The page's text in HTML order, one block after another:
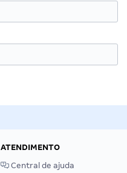
ATENDIMENTO
Central de ajuda